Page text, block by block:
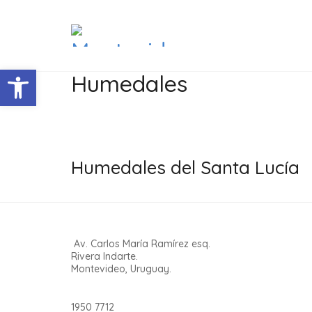
Humedales
Humedales del Santa Lucía
Av. Carlos María Ramírez esq.
Rivera Indarte.
Montevideo, Uruguay.
1950 7712
Abrir barra de herramientas